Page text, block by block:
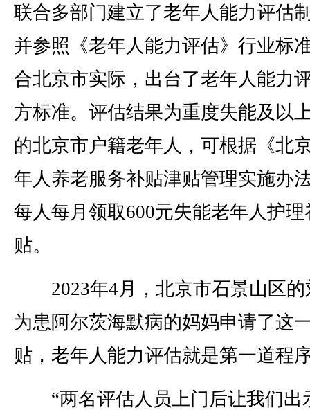
联合多部门建立了老年人能力评估
并参照《老年人能力评估》行业标
合北京市实际，出台了老年人能力
方标准。评估结果为重度失能及以
的北京市户籍老年人，可根据《北
年人养老服务补贴津贴管理实施办
每人每月领取600元失能老年人护理
贴。
2023年4月，北京市石景山区的
为患阿尔茨海默病的妈妈申请了这
贴，老年人能力评估就是第一道程
“两名评估人员上门后让我们出